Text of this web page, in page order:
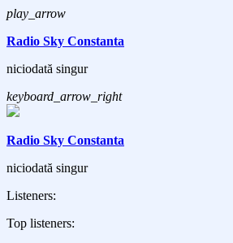
play_arrow
Radio Sky Constanta
niciodată singur
keyboard_arrow_right
Radio Sky Constanta
niciodată singur
Listeners:
Top listeners: